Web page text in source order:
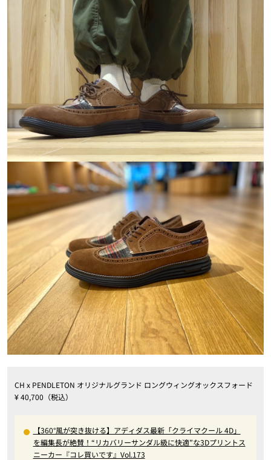
CH x PENDLETON オリジナルグランド ロングウィングオックスフォード
¥ 40,700（税込）
【360°風が突き抜ける】アディダス最新「クライマクール 4D」
を編集長が絶賛！“リカバリーサンダル級に快適”な3Dプリントス
ニーカー『コレ買いです』Vol.173